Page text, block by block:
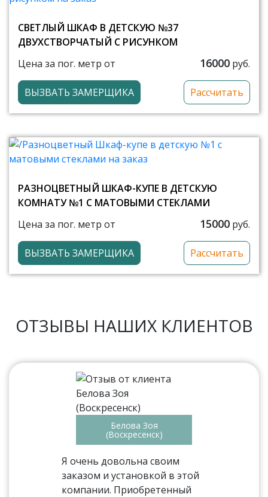
СВЕТЛЫЙ ШКАФ В ДЕТСКУЮ №37
ДВУХСТВОРЧАТЫЙ С РИСУНКОМ
Цена за пог. метр от
16000 руб.
ВЫЗВАТЬ ЗАМЕРЩИКА Рассчитать
РАЗНОЦВЕТНЫЙ ШКАФ-КУПЕ В ДЕТСКУЮ
КОМНАТУ №1 С МАТОВЫМИ СТЕКЛАМИ
Цена за пог. метр от
15000 руб.
ВЫЗВАТЬ ЗАМЕРЩИКА Рассчитать
ОТЗЫВЫ НАШИХ КЛИЕНТОВ
Белова Зоя
(Воскресенск)
Я очень довольна своим
заказом и установкой в этой
компании. Приобретенный